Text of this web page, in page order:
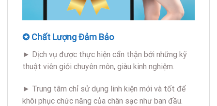
✪ Chất Lượng Đảm Bảo
► Dịch vụ được thực hiện cẩn thận bởi những kỹ
thuật viên giỏi chuyên môn, giàu kinh nghiệm.
► Trung tâm chỉ sử dụng linh kiện mới và tốt để
khôi phục chức năng của chân sạc như ban đầu.